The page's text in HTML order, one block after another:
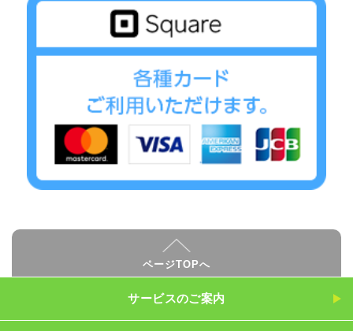
ページTOPへ
サービスのご案内